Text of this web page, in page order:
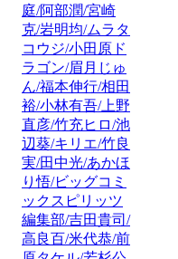
庭/阿部潤/宮崎
克/岩明均/ムラタ
コウジ/小田原ド
ラゴン/眉月じゅ
ん/福本伸行/相田
裕/小林有吾/上野
直彦/竹充ヒロ/池
辺葵/キリエ/竹良
実/田中光/あかほ
り悟/ビッグコミ
ックスピリッツ
編集部/吉田貴司/
高良百/米代恭/前